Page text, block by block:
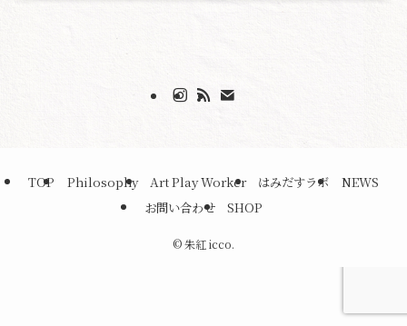
TOP Philosophy Art Play Worker はみだすラボ
NEWS
お問い合わせ
SHOP
©朱紅 icco.